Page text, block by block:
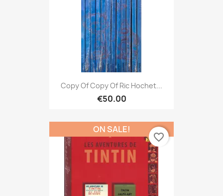
Copy Of Copy Of Ric Hochet...
€50.00
ON SALE!
favorite_border